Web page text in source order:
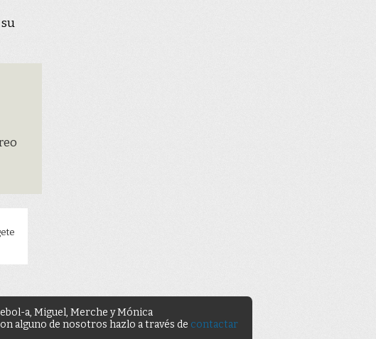
su
a, Miguel, Merche y Mónica
alguno de nosotros hazlo a través de contactar